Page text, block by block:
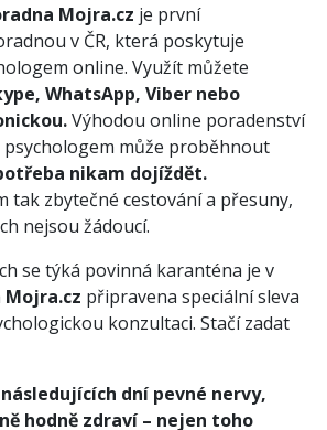
Mojra.cz je první
v ČR, která poskytuje
online. Využít můžete
WhatsApp, Viber nebo
Výhodou online poradenství
psychologem může proběhnout
nikam dojíždět.
tak zbytečné cestování a přesuny,
nejsou žádoucí.
se týká povinná karanténa je v
Mojra.cz připravena speciální sleva
konzultaci. Stačí zadat
dní pevné nervy,
hodně zdraví – nejen toho